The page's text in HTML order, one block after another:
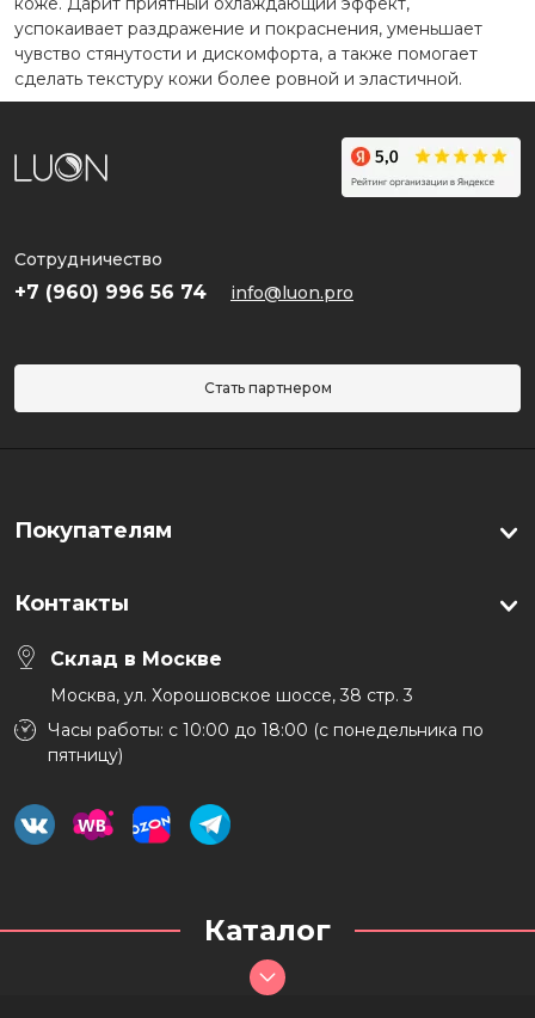
успокаивает раздражение и покраснения, уменьшает
чувство стянутости и дискомфорта, а также помогает
сделать текстуру кожи более ровной и эластичной.
Сотрудничество
+7 (960) 996 56 74 info@luon.pro
Стать партнером
Покупателям
Контакты
Склад в Москве
Москва, ул. Хорошовское шоссе, 38 стр. 3
Часы работы: с 10:00 до 18:00 (с понедельника по
пятницу)
Каталог